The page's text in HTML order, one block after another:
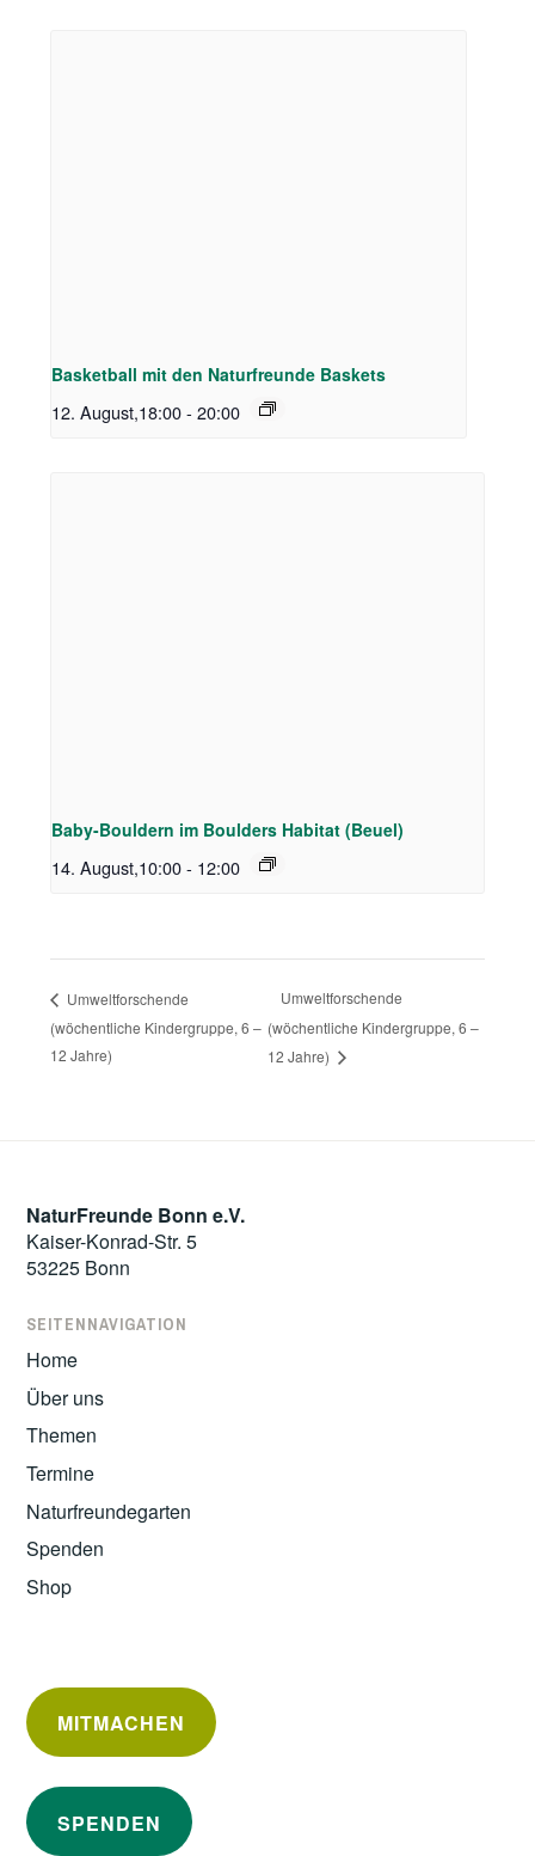
Basketball mit den Naturfreunde Baskets
12. August,18:00 - 20:00
Baby-Bouldern im Boulders Habitat (Beuel)
14. August,10:00 - 12:00
Umweltforschende
(wöchentliche Kindergruppe, 6 –
12 Jahre)
Umweltforschende
(wöchentliche Kindergruppe, 6 –
12 Jahre)
NaturFreunde Bonn e.V.
Kaiser-Konrad-Str. 5
53225 Bonn
SEITENNAVIGATION
Home
Über uns
Themen
Termine
Naturfreundegarten
Spenden
Shop
MITMACHEN
SPENDEN